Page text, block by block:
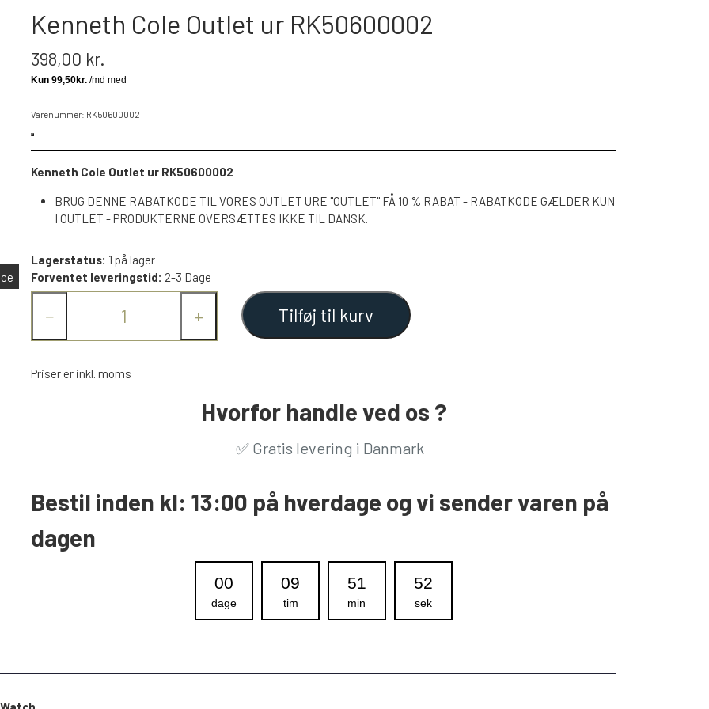
Kenneth Cole Outlet ur RK50600002
398,00 kr.
Varenummer: RK50600002
Kenneth Cole Outlet ur RK50600002
BRUG DENNE RABATKODE TIL VORES OUTLET URE "OUTLET" FÅ 10 % RABAT - RABATKODE GÆLDER KUN
I OUTLET - PRODUKTERNE OVERSÆTTES IKKE TIL DANSK.
Lagerstatus: 1 på lager
Forventet leveringstid: 2-3 Dage
− + Tilføj til kurv
Priser er inkl. moms
Hvorfor handle ved os ?
✅ Gratis levering i Danmark
Bestil inden kl: 13:00 på hverdage og vi sender varen på
dagen
00
dage
09
tim
51
min
52
sek